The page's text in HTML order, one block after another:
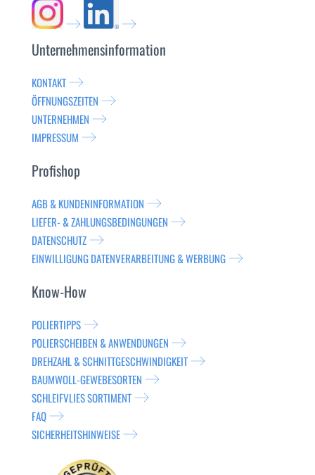
Unternehmensinformation
KONTAKT
ÖFFNUNGSZEITEN
UNTERNEHMEN
IMPRESSUM
Profishop
AGB & KUNDENINFORMATION
LIEFER- & ZAHLUNGSBEDINGUNGEN
DATENSCHUTZ
EINWILLIGUNG DATENVERARBEITUNG & WERBUNG
Know-How
POLIERTIPPS
POLIERSCHEIBEN & ANWENDUNGEN
DREHZAHL & SCHNITTGESCHWINDIGKEIT
BAUMWOLL-GEWEBESORTEN
SCHLEIFVLIES SORTIMENT
FAQ
SICHERHEITSHINWEISE